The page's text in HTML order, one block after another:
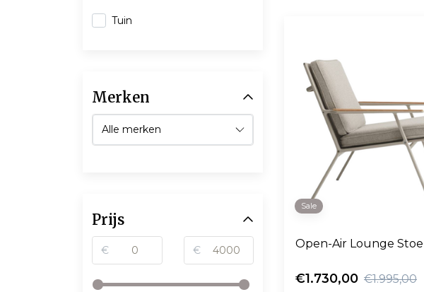
Sale
Open-Air Lounge Stoel
€1.730,00 €1.995,00
Tuin
Merken
Prijs
€ €